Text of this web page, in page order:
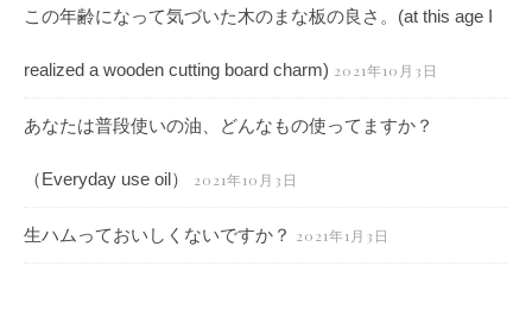
この年齢になって気づいた木のまな板の良さ。(at this age I
realized a wooden cutting board charm) 2021年10月3日
あなたは普段使いの油、どんなもの使ってますか？
（Everyday use oil） 2021年10月3日
生ハムっておいしくないですか？ 2021年1月3日